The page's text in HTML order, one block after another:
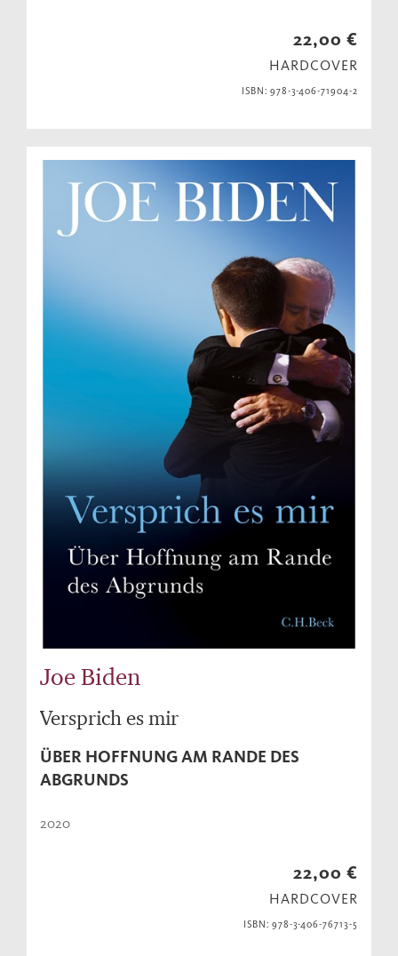
22,00 €
HARDCOVER
ISBN: 978-3-406-71904-2
Joe Biden
Versprich es mir
ÜBER HOFFNUNG AM RANDE DES
ABGRUNDS
2020
22,00 €
HARDCOVER
ISBN: 978-3-406-76713-5